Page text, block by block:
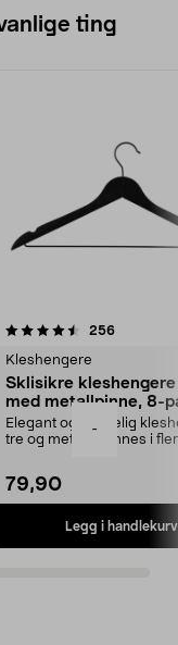
-
ting
256
Kleshengere
Sklisikre
med metallpinne, 8-
Elegant og skikkelig
tre og metall – finnes i
79,90
Legg i handlekurv
4.5av 5 stjerner